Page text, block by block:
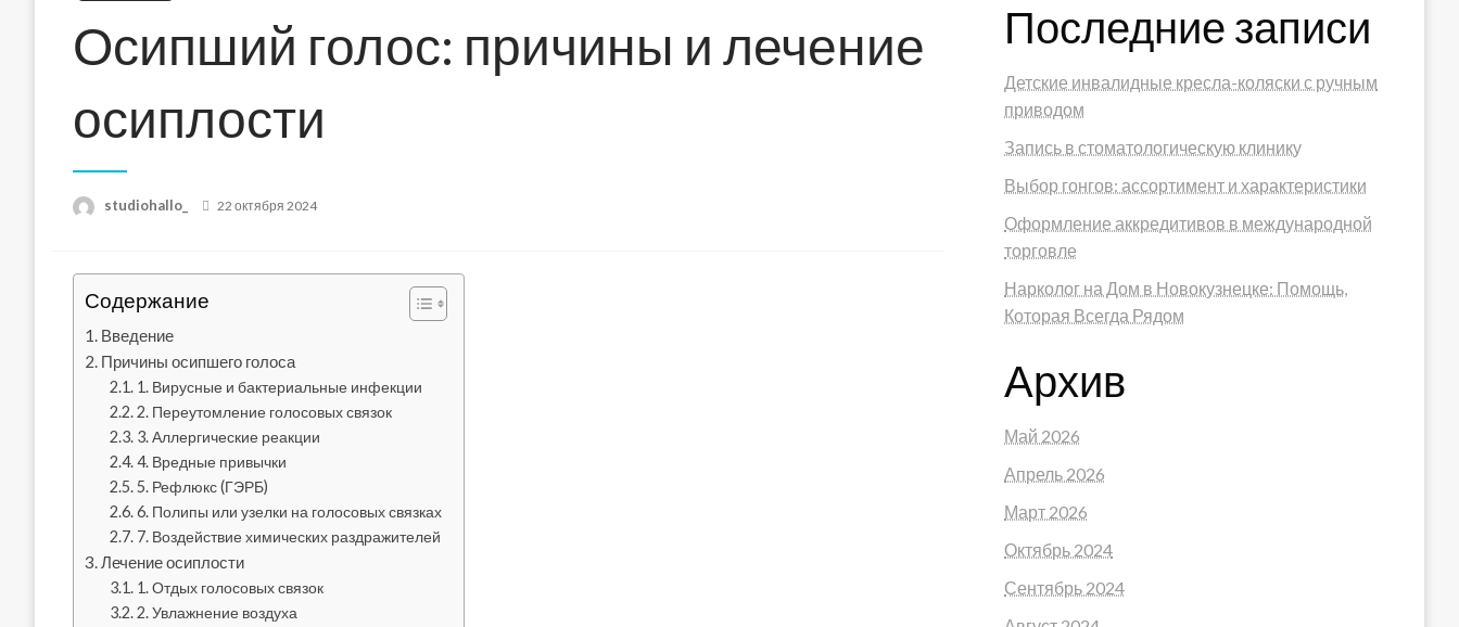
Осипший голос: причины и лечение
осиплости
studiohallo_
Posted
22 октября 2024
Содержание
Введение
Причины осипшего голоса
1. Вирусные и бактериальные инфекции
2. Переутомление голосовых связок
3. Аллергические реакции
4. Вредные привычки
5. Рефлюкс (ГЭРБ)
6. Полипы или узелки на голосовых связках
7. Воздействие химических раздражителей
Лечение осиплости
1. Отдых голосовых связок
2. Увлажнение воздуха
Последние записи
Детские инвалидные кресла-коляски с ручным
приводом
Запись в стоматологическую клинику
Выбор гонгов: ассортимент и характеристики
Оформление аккредитивов в международной
торговле
Нарколог на Дом в Новокузнецке: Помощь,
Которая Всегда Рядом
Архив
Май 2026
Апрель 2026
Март 2026
Октябрь 2024
Сентябрь 2024